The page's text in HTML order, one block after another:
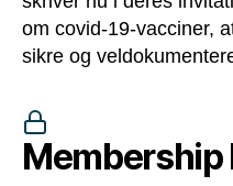
om covid-19-vacciner,
sikre og
Membership